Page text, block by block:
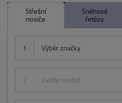
Střešní
nosiče
Sněhové
řetězy
1 Výběr značky
2 Zvolte model